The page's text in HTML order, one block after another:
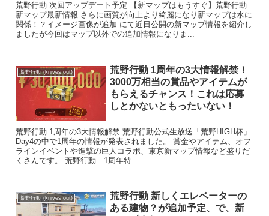
荒野行動 次回アップデート予定 【新マップはもうすぐ】荒野行動
新マップ最新情報 さらに画質が向上より綺麗になり新マップは水に
関係！？イメージ画像が追加 にて近日公開の新マップ情報を紹介し
ましたが今回はマップ以外での追加情報になりま...
荒野行動 (knives out)
荒野行動 1周年の3大情報解禁！
3000万相当の賞品やアイテムが
もらえるチャンス！これは応募
しとかないともったいない！
荒野行動 1周年の3大情報解禁 荒野行動公式生放送「荒野HIGH杯」
Day4の中で1周年の情報が発表されました。 賞金やアイテム、オフ
ラインイベントや進撃の巨人コラボ、東京新マップ情報など盛りだ
くさんです。 荒野行動 1周年特...
荒野行動 (knives out)
荒野行動 新しくエレベーターの
ある建物？が追加予定、で、新